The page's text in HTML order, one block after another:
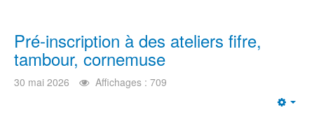
Pré-inscription à des ateliers fifre,
tambour, cornemuse
30 mai 2026 Affichages : 709